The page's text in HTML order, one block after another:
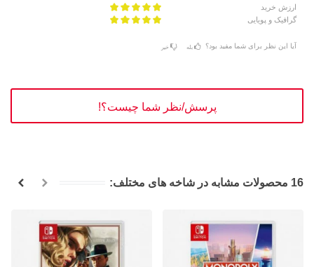
ارزش خرید
گرافیک و پویایی
آیا این نظر برای شما مفید بود؟ بله خیر
پرسش/نظر شما چیست؟!
16 محصولات مشابه در شاخه های مختلف: